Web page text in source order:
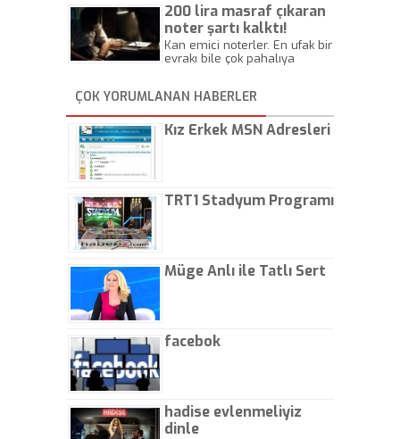
200 lira masraf çıkaran
noter şartı kalktı!
Kan emici noterler. En ufak bir
evrakı bile çok pahalıya
kaptırıyorsunuz. - Kayhan
Gezenti
ÇOK YORUMLANAN HABERLER
Kız Erkek MSN Adresleri
TRT1 Stadyum Programı
Müge Anlı ile Tatlı Sert
facebok
hadise evlenmeliyiz
dinle